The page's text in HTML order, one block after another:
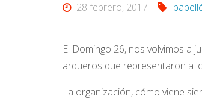
28 febrero, 2017
El Domingo 26, nos volvimos a
arqueros que representaron a
La organización, cómo viene